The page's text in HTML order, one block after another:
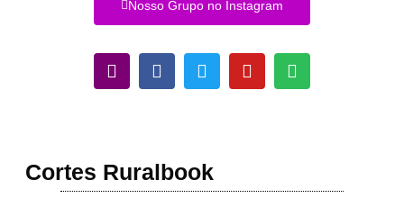
Nosso Grupo no Instagram
Cortes Ruralbook